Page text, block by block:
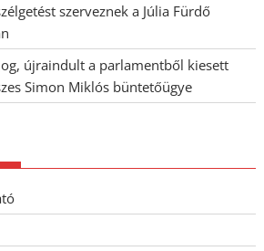
szerveznek a Júlia Fürdő
újraindult a parlamentből kiesett
Simon Miklós büntetőügye